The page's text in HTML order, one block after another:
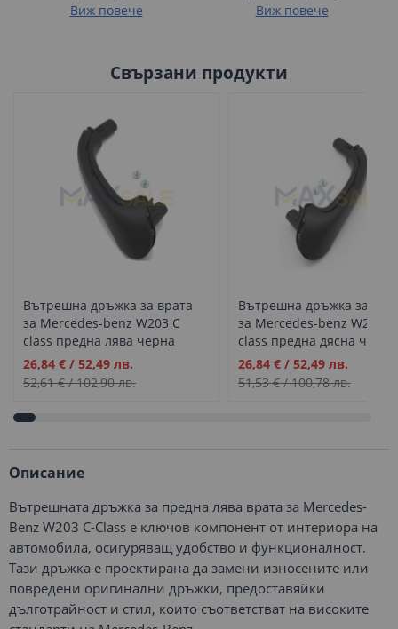
Виж повече
Виж повече
Свързани продукти
Вътрешна дръжка за врата
за Mercedes-benz W203 C
class предна лява черна
Промо
цена
26,84 € / 52,49 лв.
52,61 €/102,90 лв.
Вътрешна дръжка за
за Mercedes-benz W203 C
class предна дясна черна
Промо
цена
26,84 €/ 52,49 лв.
51,53 €/100,78 лв.
Описание
Вътрешната дръжка за предна лява врата за Mercedes-
Benz W203 C-Class е ключов компонент от интериора на
автомобила, осигуряващ удобство и функционалност.
Тази дръжка е проектирана да замени износените или
повредени оригинални дръжки, предоставяйки
дълготрайност и стил, които съответстват на високите